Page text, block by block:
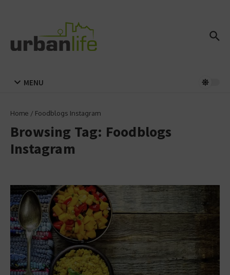
MENU
Home / Foodblogs Instagram
Browsing Tag: Foodblogs
Instagram